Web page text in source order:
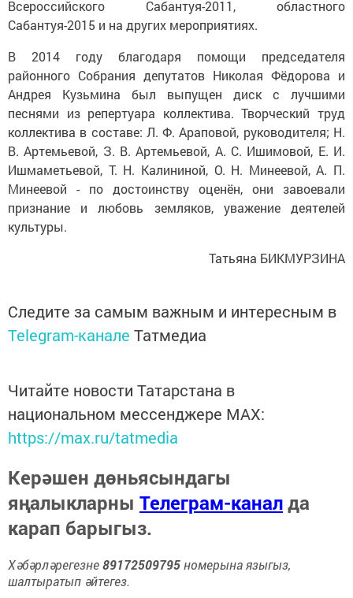
Всероссийского Сабантуя-2011, областного
Сабантуя-2015 и на других мероприятиях.
В 2014 году благодаря помощи председателя
районного Собрания депутатов Николая Фёдорова и
Андрея Кузьмина был выпущен диск с лучшими
песнями из репертуара коллектива. Творческий труд
коллектива в составе: Л. Ф. Араповой, руководителя; Н.
В. Артемьевой, З. В. Артемьевой, А. С. Ишимовой, Е. И.
Ишмаметьевой, Т. Н. Калининой, О. Н. Минеевой, А. П.
Минеевой - по достоинству оценён, они завоевали
признание и любовь земляков, уважение деятелей
культуры.
Татьяна БИКМУРЗИНА
Следите за самым важным и интересным в
Telegram-канале Татмедиа
Читайте новости Татарстана в
национальном мессенджере MАХ:
https://max.ru/tatmedia
Керәшен дөньясындагы
яңалыкларны Телеграм-каналда
карап барыгыз.
Хәбәрләрегезне89172509795номерына языгыз,
шалтыратып әйтегез.